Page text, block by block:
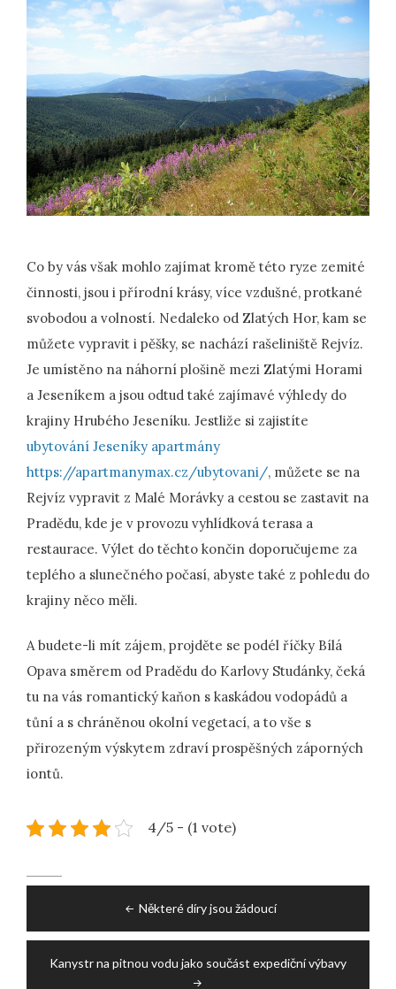
Co by vás však mohlo zajímat kromě této ryze zemité
činnosti, jsou i přírodní krásy, více vzdušné, protkané
svobodou a volností. Nedaleko od Zlatých Hor, kam se
můžete vypravit i pěšky, se nachází rašeliniště Rejvíz.
Je umístěno na náhorní plošině mezi Zlatými Horami
a Jeseníkem a jsou odtud také zajímavé výhledy do
krajiny Hrubého Jeseníku. Jestliže si zajistíte
ubytování Jeseníky apartmány
https://apartmanymax.cz/ubytovani/, můžete se na
Rejvíz vypravit z Malé Morávky a cestou se zastavit na
Pradědu, kde je v provozu vyhlídková terasa a
restaurace. Výlet do těchto končin doporučujeme za
teplého a slunečného počasí, abyste také z pohledu do
krajiny něco měli.
A budete-li mít zájem, projděte se podél říčky Bílá
Opava směrem od Pradědu do Karlovy Studánky, čeká
tu na vás romantický kaňon s kaskádou vodopádů a
tůní a s chráněnou okolní vegetací, a to vše s
přirozeným výskytem zdraví prospěšných záporných
iontů.
4/5 - (1 vote)
navigation
Některé díry jsou žádoucí
Kanystr na pitnou vodu jako součást expediční výbavy